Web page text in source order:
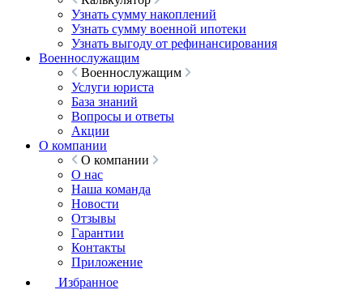
Узнать сумму накоплений
Узнать сумму военной ипотеки
Узнать выгоду от рефинансирования
Военнослужащим
Военнослужащим
Услуги юриста
База знаний
Вопросы и ответы
Акции
О компании
О компании
О нас
Наша команда
Новости
Отзывы
Гарантии
Контакты
Приложение
Избранное